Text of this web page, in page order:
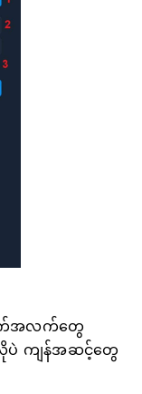
က်အလက်တွေ
ပဲ ကျန်အဆင့်တွေ